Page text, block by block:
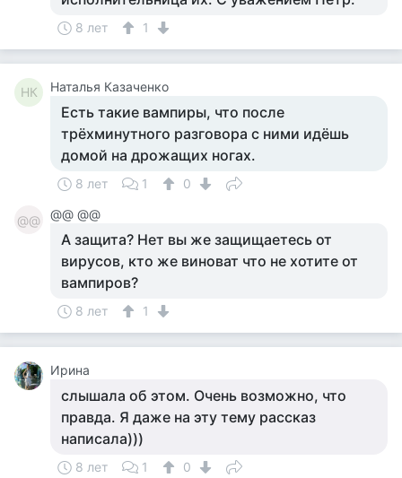
8 лет 1
НК Наталья Казаченко
Есть такие вампиры, что после
трёхминутного разговора с ними идёшь
домой на дрожащих ногах.
8 лет 1 0
@@ @@ @@
А защита? Нет вы же защищаетесь от
вирусов, кто же виноват что не хотите от
вампиров?
8 лет 1
Ирина
слышала об этом. Очень возможно, что
правда. Я даже на эту тему рассказ
написала)))
8 лет 1 0